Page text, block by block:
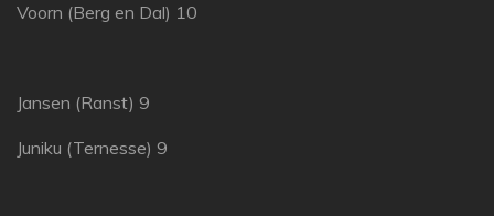
Voorn (Berg en Dal) 10
Jansen (Ranst) 9
Juniku (Ternesse) 9